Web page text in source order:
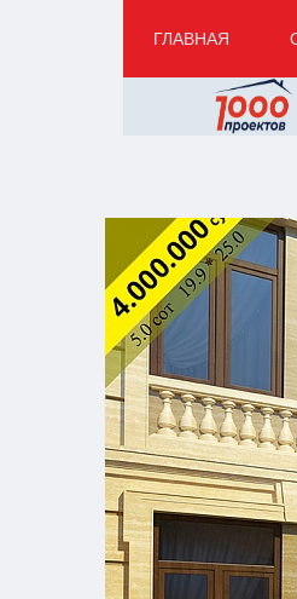
ГЛАВНАЯ